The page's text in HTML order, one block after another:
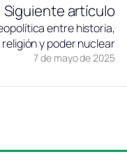
Siguiente artículo
7 de mayo de 2025
entre historia,
religión y poder nuclear